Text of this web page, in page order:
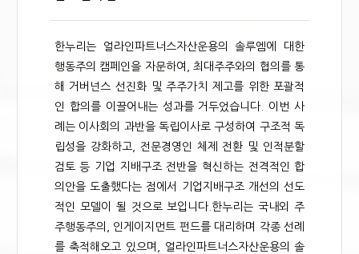
한누리는 얼라인파트너스자산운용의 솔루엠에 대한
행동주의 캠페인을 자문하여, 최대주주와의 협의를 통
해 거버넌스 선진화 및 주주가치 제고를 위한 포괄적
인 합의를 이끌어내는 성과를 거두었습니다. 이번 사
례는 이사회의 과반을 독립이사로 구성하여 구조적 독
립성을 강화하고, 전문경영인 체제 전환 및 인적분할
검토 등 기업 지배구조 전반을 혁신하는 전격적인 합
의안을 도출했다는 점에서 기업지배구조 개선의 선도
적인 모델이 될 것으로 보입니다.한누리는 국내외 주
주행동주의, 인게이지먼트 펀드를 대리하며 각종 선례
를 축적해오고 있으며, 얼라인파트너스자산운용의 솔